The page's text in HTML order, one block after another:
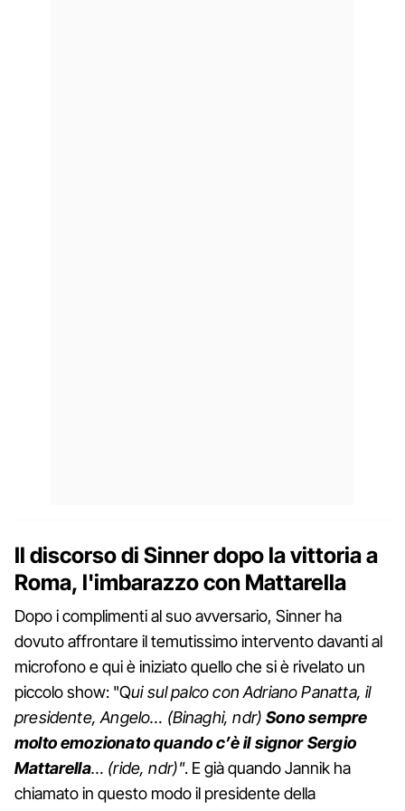
Il discorso di Sinner dopo la vittoria a
Roma, l'imbarazzo con Mattarella
Dopo i complimenti al suo avversario, Sinner ha
dovuto affrontare il temutissimo intervento davanti al
microfono e qui è iniziato quello che si è rivelato un
piccolo show: "Qui sul palco con Adriano Panatta, il
presidente, Angelo… (Binaghi, ndr)Sono sempre
molto emozionato quando c’è il signor Sergio
Mattarella… (ride, ndr)". E già quando Jannik ha
chiamato in questo modo il presidente della